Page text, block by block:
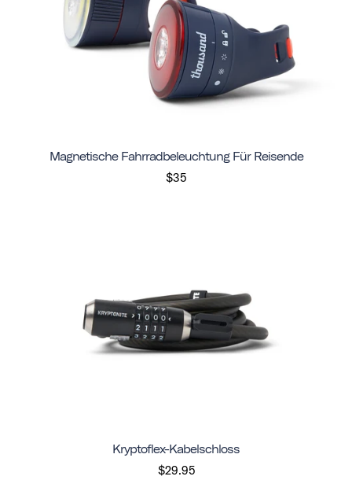
Magnetische Fahrradbeleuchtung Für Reisende
$35
Kryptoflex-Kabelschloss
$29.95